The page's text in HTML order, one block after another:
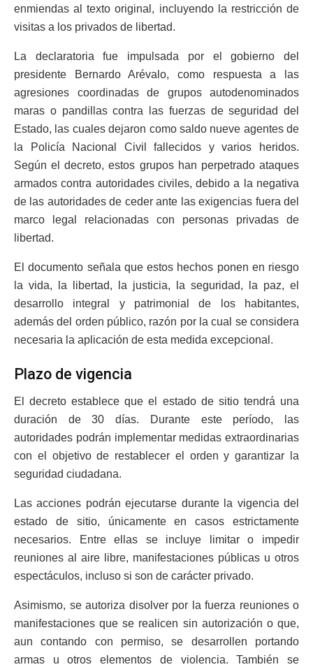
enmiendas al texto original, incluyendo la restricción de
visitas a los privados de libertad.
La declaratoria fue impulsada por el gobierno del
presidente Bernardo Arévalo, como respuesta a las
agresiones coordinadas de grupos autodenominados
maras o pandillas contra las fuerzas de seguridad del
Estado, las cuales dejaron como saldo nueve agentes de
la Policía Nacional Civil fallecidos y varios heridos.
Según el decreto, estos grupos han perpetrado ataques
armados contra autoridades civiles, debido a la negativa
de las autoridades de ceder ante las exigencias fuera del
marco legal relacionadas con personas privadas de
libertad.
El documento señala que estos hechos ponen en riesgo
la vida, la libertad, la justicia, la seguridad, la paz, el
desarrollo integral y patrimonial de los habitantes,
además del orden público, razón por la cual se considera
necesaria la aplicación de esta medida excepcional.
Plazo de vigencia
El decreto establece que el estado de sitio tendrá una
duración de 30 días. Durante este período, las
autoridades podrán implementar medidas extraordinarias
con el objetivo de restablecer el orden y garantizar la
seguridad ciudadana.
Las acciones podrán ejecutarse durante la vigencia del
estado de sitio, únicamente en casos estrictamente
necesarios. Entre ellas se incluye limitar o impedir
reuniones al aire libre, manifestaciones públicas u otros
espectáculos, incluso si son de carácter privado.
Asimismo, se autoriza disolver por la fuerza reuniones o
manifestaciones que se realicen sin autorización o que,
aun contando con permiso, se desarrollen portando
armas u otros elementos de violencia. También se